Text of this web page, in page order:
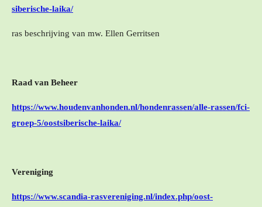
siberische-laika/
ras beschrijving van mw. Ellen Gerritsen
Raad van Beheer
https://www.houdenvanhonden.nl/hondenrassen/alle-rassen/fci-
groep-5/oostsiberische-laika/
Vereniging
https://www.scandia-rasvereniging.nl/index.php/oost-